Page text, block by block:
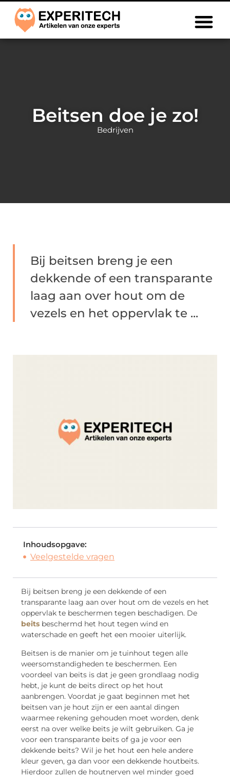
Beitsen doe je zo!
Bedrijven
Bij beitsen breng je een
dekkende of een transparante
laag aan over hout om de
vezels en het oppervlak te ...
Inhoudsopgave:
Veelgestelde vragen
Bij beitsen breng je een dekkende of een
transparante laag aan over hout om de vezels en het
oppervlak te beschermen tegen beschadigen. De
beits beschermd het hout tegen wind en
waterschade en geeft het een mooier uiterlijk.
Beitsen is de manier om je tuinhout tegen alle
weersomstandigheden te beschermen. Een
voordeel van beits is dat je geen grondlaag nodig
hebt, je kunt de beits direct op het hout
aanbrengen. Voordat je gaat beginnen met het
beitsen van je hout zijn er een aantal dingen
waarmee rekening gehouden moet worden, denk
eerst na over welke beits je wilt gebruiken. Ga je
voor een transparante beits of ga je voor een
dekkende beits? Wil je het hout een hele andere
kleur geven, ga dan voor een dekkende houtbeits.
Hierdoor zullen de houtnerven wel minder goed